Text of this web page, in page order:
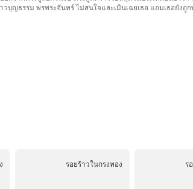
ธรรม พรพระจันทร์ ไม่สนใจและเมินเฉยเธอ แถมเธอยังถู
รอยร้าวในกรงทอง ร